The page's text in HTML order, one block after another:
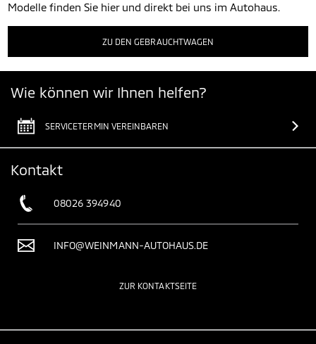
Modelle finden Sie hier und direkt bei uns im Autohaus.
ZU DEN GEBRAUCHTWAGEN
Wie können wir Ihnen helfen?
SERVICETERMIN VEREINBAREN
Kontakt
08026 394940
INFO@WEINMANN-AUTOHAUS.DE
ZUR KONTAKTSEITE